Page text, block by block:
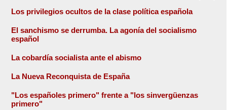
Los privilegios ocultos de la clase política española
El sanchismo se derrumba. La agonía del socialismo
español
La cobardía socialista ante el abismo
La Nueva Reconquista de España
"Los españoles primero" frente a "los sinvergüenzas
primero"